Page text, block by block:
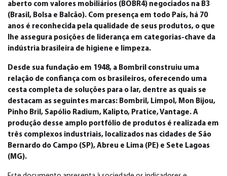
aberto com valores mobiliários (BOBR4) negociados na B3
(Brasil, Bolsa e Balcão). Com presença em todo País, há 70
anos é reconhecida pela qualidade de seus produtos, o que
lhe assegura posições de liderança em categorias-chave da
indústria brasileira de higiene e limpeza.
Desde sua fundação em 1948, a Bombril construiu uma
relação de confiança com os brasileiros, oferecendo uma
cesta completa de soluções para o lar, dentre as quais se
destacam as seguintes marcas: Bombril, Limpol, Mon Bijou,
Pinho Bril, Sapólio Radium, Kalipto, Pratice, Vantage. A
produção desse amplo portfólio de produtos é realizada em
três complexos industriais, localizados nas cidades de São
Bernardo do Campo (SP), Abreu e Lima (PE) e Sete Lagoas
(MG).